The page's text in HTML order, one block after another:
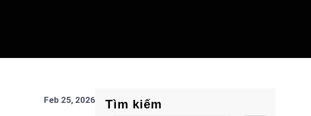
Feb 25, 2026 Tìm kiếm